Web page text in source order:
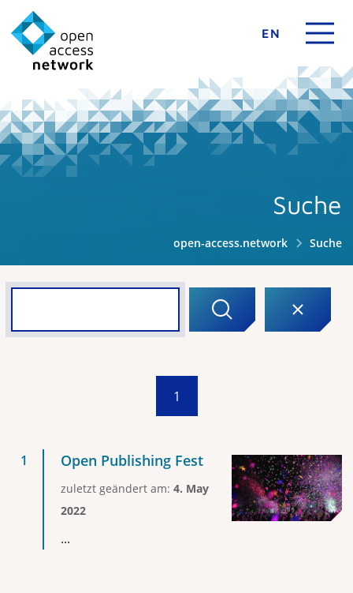
EN
Suche
open-access.network Suche
1
Open Publishing Fest
zuletzt geändert am: 4. May
2022
...